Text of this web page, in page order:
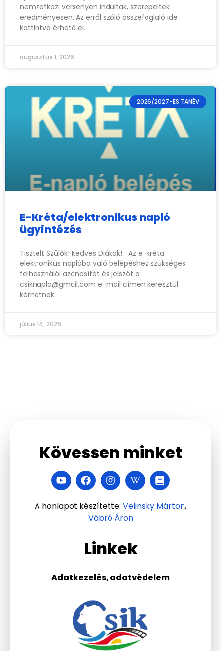
nemzetközi versenyen indultak, szerepeltek
eredményesen. Az erről szóló összefoglaló ide
kattintva érhető el.
augusztus 1, 2026
2026/2027-ES TANÉV
E-Kréta/elektronikus napló
ügyintézés
Tisztelt Szülők! Kedves Diákok! Az e-kréta
elektronikus naplóba való belépéshez szükséges
felhasználói azonosítót és jelszót a
csiknaplo@gmail.com e-mail címen keresztül
kérhetnek.
július 14, 2026
Linkek
Adatkezelés, adatvédelem
Kövessen minket
A honlapot készítette: Velinsky Márton,
Vábró Áron